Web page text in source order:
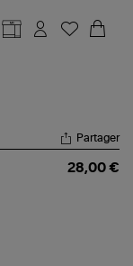
Partager
28,00 €